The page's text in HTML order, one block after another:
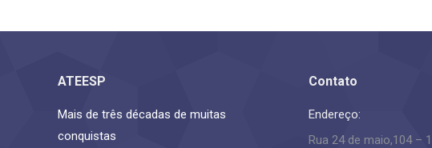
ATEESP
Mais de três décadas de muitas
conquistas
Contato
Endereço:
Rua 24 de maio,104 –